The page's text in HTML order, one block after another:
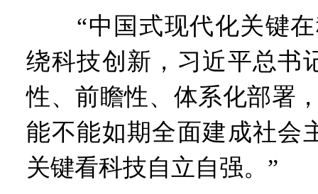
“中国式现代化关键在
绕科技创新，习近平总书
性、前瞻性、体系化部署
能不能如期全面建成社会
关键看科技自立自强。”